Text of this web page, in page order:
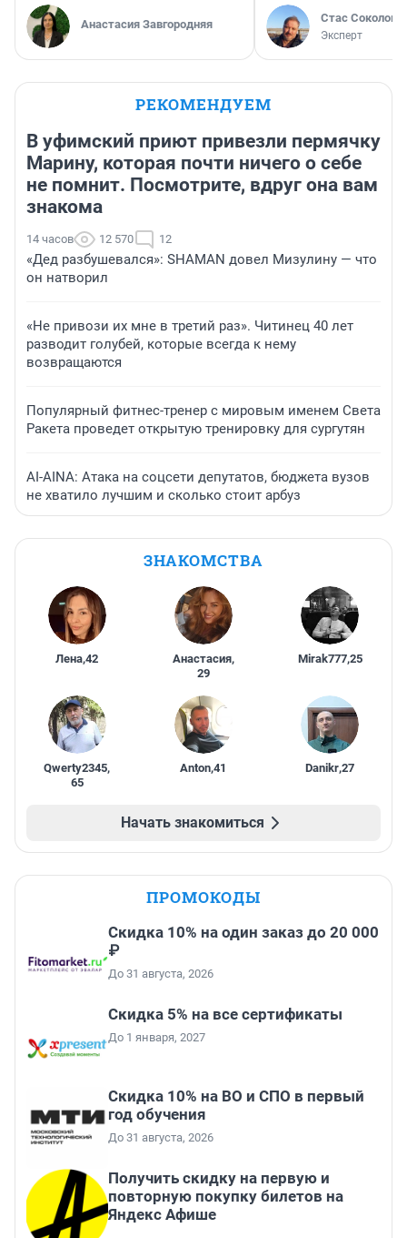
Анастасия Завгородняя Стас Соколов
Эксперт
РЕКОМЕНДУЕМ
В уфимский приют привезли пермячку
Марину, которая почти ничего о себе
не помнит. Посмотрите, вдруг она вам
знакома
14 часов 12 570 12
«Дед разбушевался»: SHAMAN довел Мизулину — что
он натворил
«Не привози их мне в третий раз». Читинец 40 лет
разводит голубей, которые всегда к нему
возвращаются
Популярный фитнес-тренер с мировым именем Света
Ракета проведет открытую тренировку для сургутян
AI-AINA: Атака на соцсети депутатов, бюджета вузов
не хватило лучшим и сколько стоит арбуз
ЗНАКОМСТВА
Лена,42 Анастасия,
29
Mirak777,25
Qwerty2345,
65
Anton,41 Danikr,27
Начать знакомиться
ПРОМОКОДЫ
Скидка 10% на один заказ до 20 000
₽
До 31 августа, 2026
Скидка 5% на все сертификаты
До 1 января, 2027
Скидка 10% на ВО и СПО в первый
год обучения
До 31 августа, 2026
Получить скидку на первую и
повторную покупку билетов на
Яндекс Афише